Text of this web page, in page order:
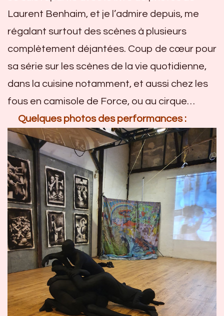
Laurent Benhaim, et je l’admire depuis, me
régalant surtout des scènes à plusieurs
complètement déjantées. Coup de cœur pour
sa série sur les scènes de la vie quotidienne,
dans la cuisine notamment, et aussi chez les
fous en camisole de Force, ou au cirque…
Quelques photos des performances :